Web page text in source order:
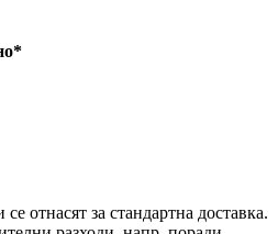
отнасят за стандартна доставка.